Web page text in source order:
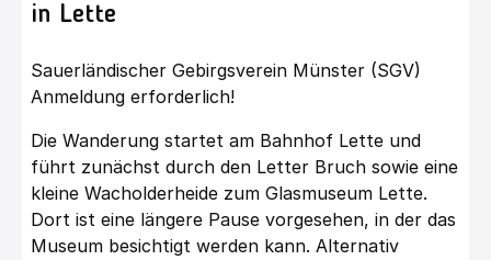
in Lette
Sauerländischer Gebirgsverein Münster (SGV)
Anmeldung erforderlich!
Die Wanderung startet am Bahnhof Lette und
führt zunächst durch den Letter Bruch sowie eine
kleine Wacholderheide zum Glasmuseum Lette.
Dort ist eine längere Pause vorgesehen, in der das
Museum besichtigt werden kann. Alternativ